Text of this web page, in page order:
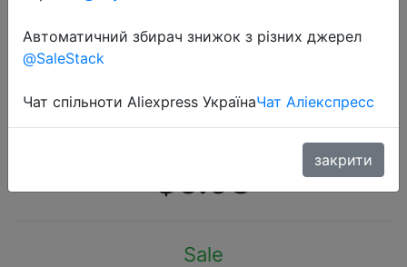
1,2 В, 2 А, 3000 мА/ч, Ni-MH, AA,
для камер, игрушек, автомобилей,
устройство
$6.98
Sale
Автоматичний збирач знижок з різних джерел
@SaleStack
Чат спільноти Aliexpress УкраїнаЧат Аліекспресс
закрити